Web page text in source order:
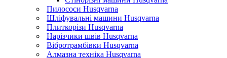
Пилососи Husqvarna
Шліфувальні машини Husqvarna
Плиткорізи Husqvarna
Нарізчики швів Husqvarna
Вібротрамбівки Husqvarna
Алмазна техніка Husqvarna